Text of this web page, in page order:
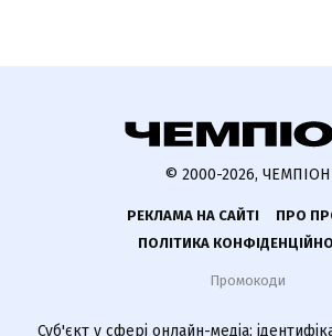
© 2000-2026, ЧЕМПІОН
РЕКЛАМА НА САЙТІ
ПРО
ПОЛІТИКА
Промокоди
Суб'єкт у сфері онлайн-медіа;